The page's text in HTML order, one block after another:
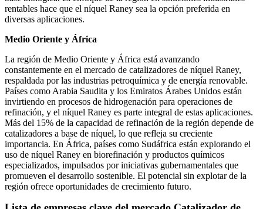
rentables hace que el níquel Raney sea la opción preferida en
diversas aplicaciones.
Medio Oriente y África
La región de Medio Oriente y África está avanzando
constantemente en el mercado de catalizadores de níquel Raney,
respaldada por las industrias petroquímica y de energía renovable.
Países como Arabia Saudita y los Emiratos Árabes Unidos están
invirtiendo en procesos de hidrogenación para operaciones de
refinación, y el níquel Raney es parte integral de estas aplicaciones.
Más del 15% de la capacidad de refinación de la región depende de
catalizadores a base de níquel, lo que refleja su creciente
importancia. En África, países como Sudáfrica están explorando el
uso de níquel Raney en biorefinación y productos químicos
especializados, impulsados ​​por iniciativas gubernamentales que
promueven el desarrollo sostenible. El potencial sin explotar de la
región ofrece oportunidades de crecimiento futuro.